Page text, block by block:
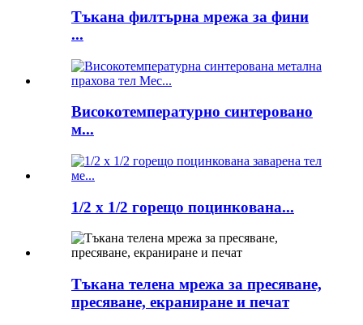
Тъкана филтърна мрежа за фини
...
Високотемпературно синтеровано
м...
1/2 x 1/2 горещо поцинкована...
Тъкана телена мрежа за пресяване,
пресяване, екраниране и печат